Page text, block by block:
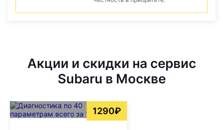
Акции и скидки на сервис
Subaru в Москве
1290₽